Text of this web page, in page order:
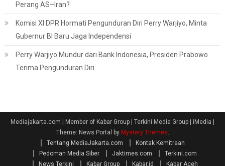
Perang AS–Iran?
Komisi XI DPR Hormati Pengunduran Diri Perry Warjiyo, Minta
Gubernur BI Baru Jaga Independensi
Perry Warjiyo Mundur dari Bank Indonesia, Presiden Prabowo
Terima Pengunduran Diri
Mediajakarta.com | Member of Kabar Group | Terkini Media Group | iMedia
Theme: News Portal by Mystery Themes.
Tentang MediaJakarta.com
Kontak Kemitraan
Pedoman Media Siber
Jaktimes.com
Terkini.com
News Terkini
Kabar Group Kabar.id Kabar Aceh